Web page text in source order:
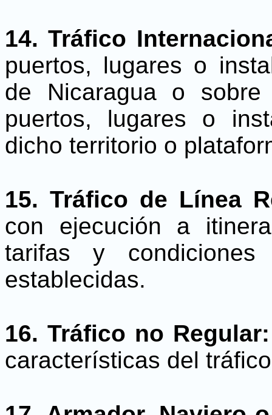
14. Tráfico
puertos, lugares o
de Nicaragua o
puertos, lugares o
dicho territorio o
15. Tráfico de Línea
con ejecución a
tarifas y condiciones
establecidas.
16. Tráfico no Regular:
características del